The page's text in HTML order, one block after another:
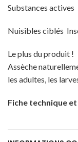
Substances
Nuisibles ciblés
Le plus du produit !
Assèche
les adultes, les
Fiche technique